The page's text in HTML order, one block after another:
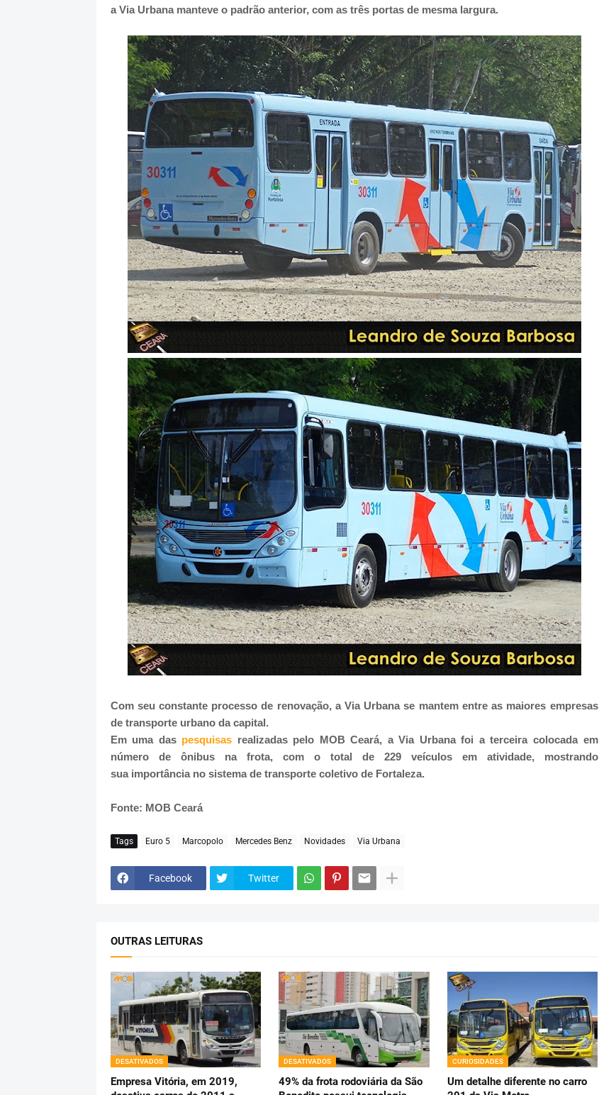
a Via Urbana manteve o padrão anterior, com as três portas de mesma largura.
Com seu constante processo de renovação, a Via Urbana se mantem entre as maiores empresas
de transporte urbano da capital.
Em uma das pesquisas realizadas pelo MOB Ceará, a Via Urbana foi a terceira colocada em
número de ônibus na frota, com o total de 229 veículos em atividade, mostrando
sua importância no sistema de transporte coletivo de Fortaleza.
Fonte: MOB Ceará
Tags Euro 5 Marcopolo Mercedes Benz Novidades Via Urbana
Facebook Twitter
OUTRAS LEITURAS
DESATIVADOS
Empresa Vitória, em 2019,
DESATIVADOS
49% da frota rodoviária da São
CURIOSIDADES
Um detalhe diferente no carro